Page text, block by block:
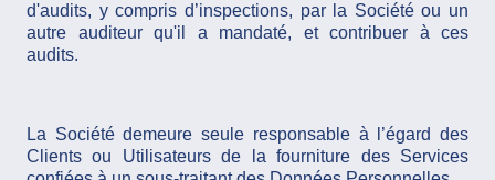
d'audits, y compris d’inspections, par la Société ou un
autre auditeur qu'il a mandaté, et contribuer à ces
audits.
La Société demeure seule responsable à l’égard des
Clients ou Utilisateurs de la fourniture des Services